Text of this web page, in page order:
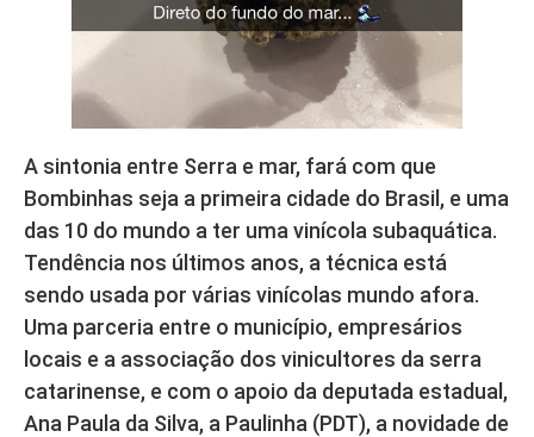
A sintonia entre Serra e mar, fará com que
Bombinhas seja a primeira cidade do Brasil, e uma
das 10 do mundo a ter uma vinícola subaquática.
Tendência nos últimos anos, a técnica está
sendo usada por várias vinícolas mundo afora.
Uma parceria entre o município, empresários
locais e a associação dos vinicultores da serra
catarinense, e com o apoio da deputada estadual,
Ana Paula da Silva, a Paulinha (PDT), a novidade de